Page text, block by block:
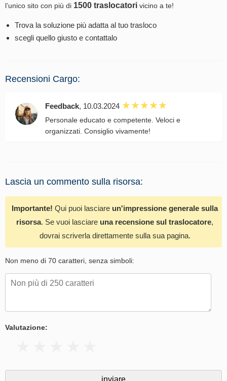
l’unico sito con più di 1500 traslocatori vicino a te!
Trova la soluzione più adatta al tuo trasloco
scegli quello giusto e contattalo
Recensioni Cargo:
Feedback, 10.03.2024
Personale educato e competente. Veloci e
organizzati. Consiglio vivamente!
Lascia un commento sulla risorsa:
Importante! Qui puoi lasciare un'impressione generale sulla
risorsa. Se vuoi lasciare una recensione sul traslocatore,
dovrai scriverla direttamente sulla sua pagina.
Non meno di 70 caratteri, senza simboli:
Valutazione: